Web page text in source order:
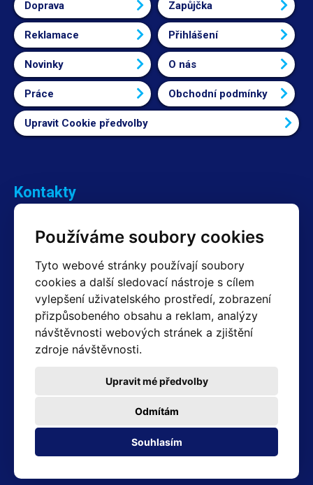
Používáme soubory cookies
Tyto webové stránky používají soubory
cookies a další sledovací nástroje s cílem
vylepšení uživatelského prostředí, zobrazení
přizpůsobeného obsahu a reklam, analýzy
návštěvnosti webových stránek a zjištění
zdroje návštěvnosti.
Souhlasím
Odmítám
Upravit mé předvolby
Doprava Zapůjčka
Reklamace Přihlášení
Novinky O nás
Práce Obchodní podmínky
Upravit Cookie předvolby
Kontakty
+420 603 357 606 +420 605 234 204
Fakturační a expediční oddělení
+420 605 259 759 (Po–Pá: 7:30 – 15:00)
Technické oddělení
+420 603 355 085 (Po–Pá: 8:00 – 16:00)
servis@hotair.cz
Platba jen v hotovosti
Adresa prodejny